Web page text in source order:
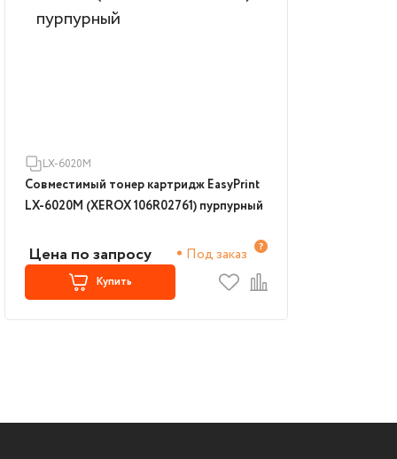
LX-6020M
Совместимый тонер картридж EasyPrint
LX-6020M (XEROX 106R02761) пурпурный
Цена по запросу Под заказ
Купить